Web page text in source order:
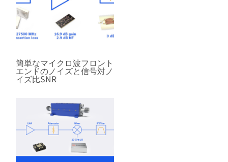
簡単なマイクロ波フロント
エンドのノイズと信号対ノ
イズ比SNR